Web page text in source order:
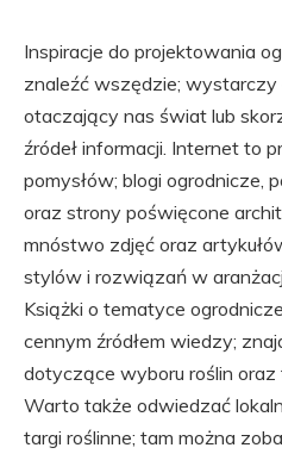
Inspiracje do projektowania
znaleźć wszędzie;
otaczający nas świat lub
źródeł informacji. Internet to
pomysłów; blogi ogrodnicze,
oraz strony poświęcone
mnóstwo zdjęć oraz
stylów i rozwiązań w
Książki o tematyce
cennym źródłem wiedzy;
dotyczące wyboru roślin oraz
Warto także odwiedzać
targi roślinne; tam można